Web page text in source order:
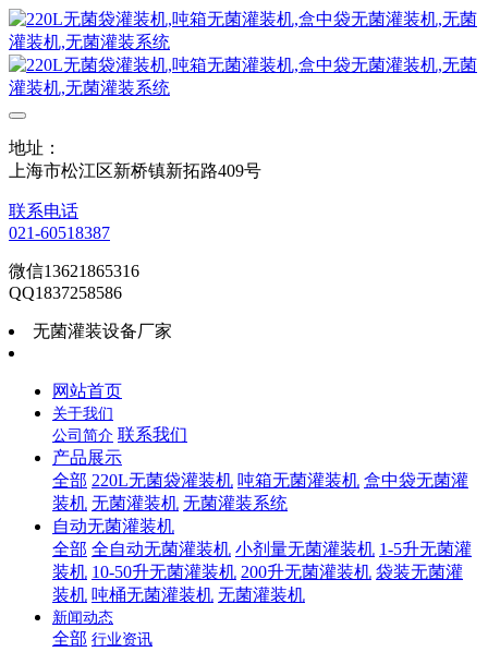
地址：
上海市松江区新桥镇新拓路409号
联系电话
021-60518387
微信13621865316
QQ1837258586
无菌灌装设备厂家
网站首页
关于我们
公司简介 联系我们
产品展示
全部 220L无菌袋灌装机 吨箱无菌灌装机 盒中袋无菌灌
装机 无菌灌装机 无菌灌装系统
自动无菌灌装机
全部 全自动无菌灌装机 小剂量无菌灌装机 1-5升无菌灌
装机 10-50升无菌灌装机 200升无菌灌装机 袋装无菌灌
装机 吨桶无菌灌装机 无菌灌装机
新闻动态
全部 行业资讯